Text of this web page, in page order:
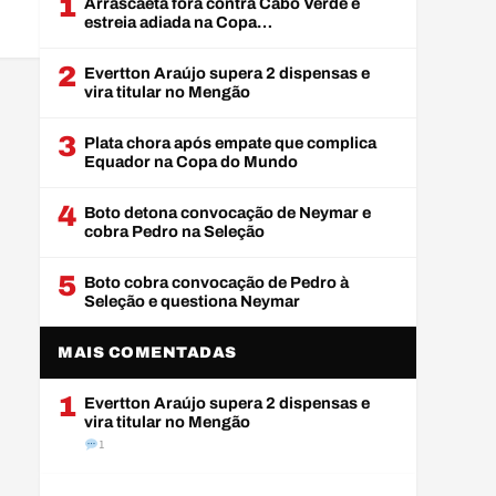
1 estreia adiada na Copa…
2 Evertton Araújo supera 2 dispensas e
vira titular no Mengão
3 Plata chora após empate que complica
Equador na Copa do Mundo
4 Boto detona convocação de Neymar e
cobra Pedro na Seleção
5 Boto cobra convocação de Pedro à
Seleção e questiona Neymar
MAIS COMENTADAS
1 Evertton Araújo supera 2 dispensas e
vira titular no Mengão
1